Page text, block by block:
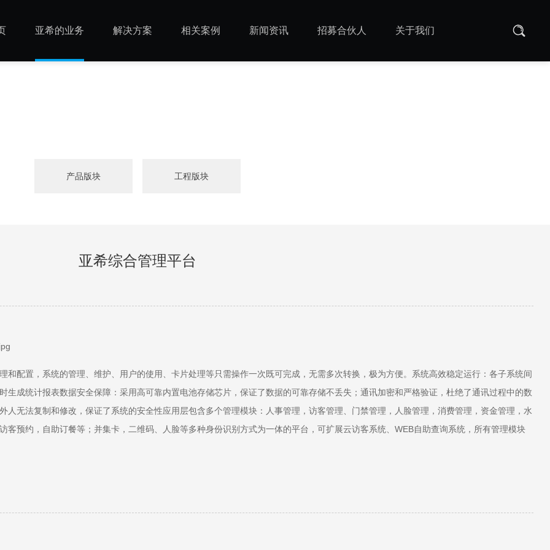
亚希的业务 解决方案 相关案例 新闻资讯 招募合伙人 关于我们
产品版块 工程版块
亚希综合管理平台
配置，系统的管理、维护、用户的使用、卡片处理等只需操作一次既可完成，无需多次转换，极为方便。系统高效稳定运行：各子系统间
成统计报表数据安全保障：采用高可靠内置电池存储芯片，保证了数据的可靠存储不丢失；通讯加密和严格验证，杜绝了通讯过程中的数
无法复制和修改，保证了系统的安全性应用层包含多个管理模块：人事管理，访客管理、门禁管理，人脸管理，消费管理，资金管理，水
预约，自助订餐等；并集卡，二维码、人脸等多种身份识别方式为一体的平台，可扩展云访客系统、WEB自助查询系统，所有管理模块